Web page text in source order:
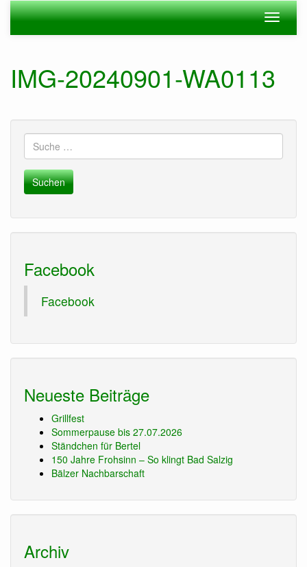
Zum
Hauptinhalt
springen
Navigation
ein-/
IMG-20240901-WA0113
Suche
nach:
Facebook
Facebook
Neueste Beiträge
Grillfest
Sommerpause bis 27.07.2026
Ständchen für Bertel
150 Jahre Frohsinn – So klingt Bad Salzig
Bälzer Nachbarschaft
Archiv